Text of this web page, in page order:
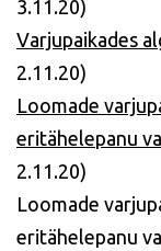
3.11.20)
Varjupaikades
2.11.20)
Loomade
eritähelepanu
2.11.20)
Loomade
eritähelepanu